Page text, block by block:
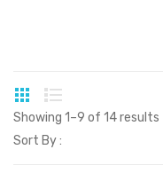
Showing 1–9 of 14 results
Sort By :